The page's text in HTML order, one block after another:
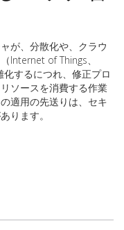
が、分散化や、クラウ
Internet of Things、
するにつれ、修正プロ
ソースを消費する作業
適用の先送りは、セキ
ります。